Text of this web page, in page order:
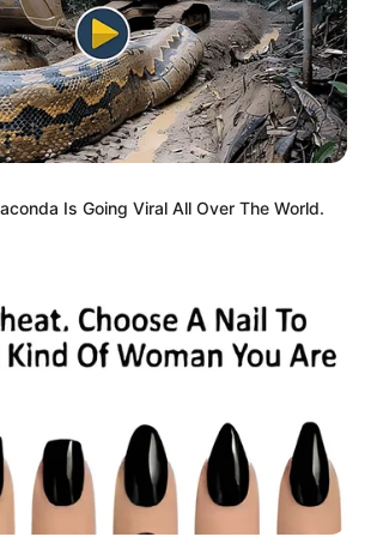
(foto: myanimelist)
Namun, apa jadinya jika anime romansa
selainViolet Evergarden The Movie yang
Is Going Viral All Over The World.